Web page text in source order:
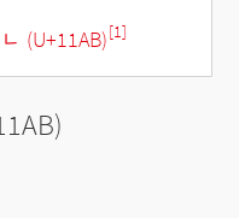
ᆫ (U+11AB)[1]